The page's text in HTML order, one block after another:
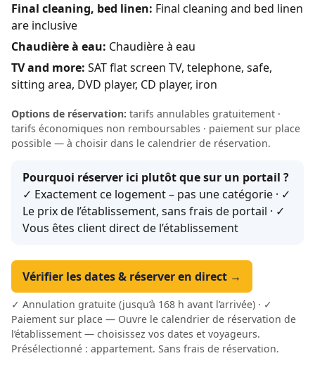
Final cleaning, bed linen: Final cleaning and bed linen
are inclusive
Chaudière à eau: Chaudière à eau
TV and more: SAT flat screen TV, telephone, safe,
sitting area, DVD player, CD player, iron
Options de réservation: tarifs annulables gratuitement ·
tarifs économiques non remboursables · paiement sur place
possible — à choisir dans le calendrier de réservation.
Pourquoi réserver ici plutôt que sur un portail ?
✓ Exactement ce logement – pas une catégorie · ✓
Le prix de l’établissement, sans frais de portail · ✓
Vous êtes client direct de l’établissement
Vérifier les dates & réserver en direct →
✓ Annulation gratuite (jusqu’à 168 h avant l’arrivée) · ✓
Paiement sur place — Ouvre le calendrier de réservation de
l’établissement — choisissez vos dates et voyageurs.
Présélectionné : appartement. Sans frais de réservation.